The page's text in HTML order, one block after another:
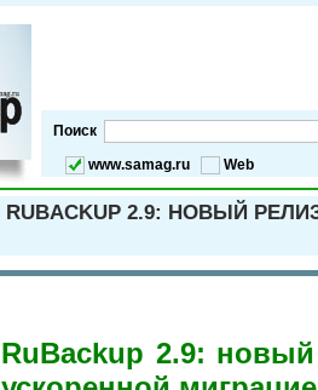
Поиск
www.samag.ru Web
RUBACKUP 2.9: НОВЫЙ
RuBackup 2.9: